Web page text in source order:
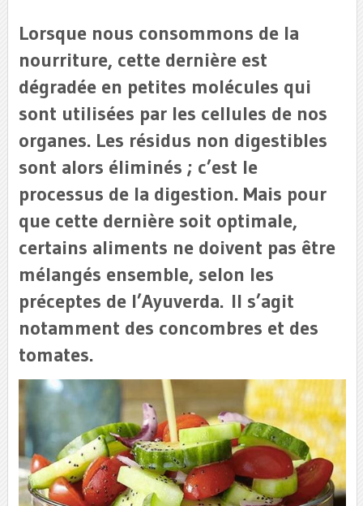
Lorsque nous consommons de la
nourriture, cette dernière est
dégradée en petites molécules qui
sont utilisées par les cellules de nos
organes. Les résidus non digestibles
sont alors éliminés ; c’est le
processus de la digestion. Mais pour
que cette dernière soit optimale,
certains aliments ne doivent pas être
mélangés ensemble, selon les
préceptes de l’Ayuverda. Il s’agit
notamment des concombres et des
tomates.